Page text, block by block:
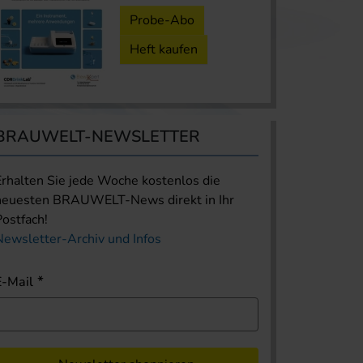
Probe-Abo
Heft kaufen
NEWSLETTER
Sie jede Woche kostenlos die
BRAUWELT-News direkt in Ihr
Archiv und Infos
Mail